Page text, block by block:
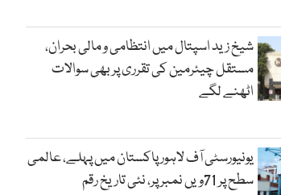
شیخ زید اسپتال میں انتظامی و مالی بحران،
مستقل چیئرمین کی تقرری پر بھی سوالات
اٹھنے لگے
یونیورسٹی آف لاہور پاکستان میں پہلے، عالمی
سطح پر 71ویں نمبر پر، نئی تاریخ رقم